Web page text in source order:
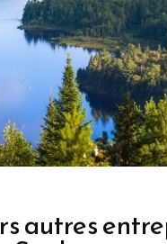
autres